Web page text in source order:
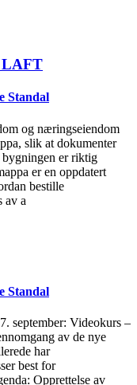
LAFT
Standal
og næringseiendom
slik at dokumenter
bygningen er riktig
er en oppdatert
bestille
av a
Standal
september: Videokurs –
av de nye
har
best for
Opprettelse av